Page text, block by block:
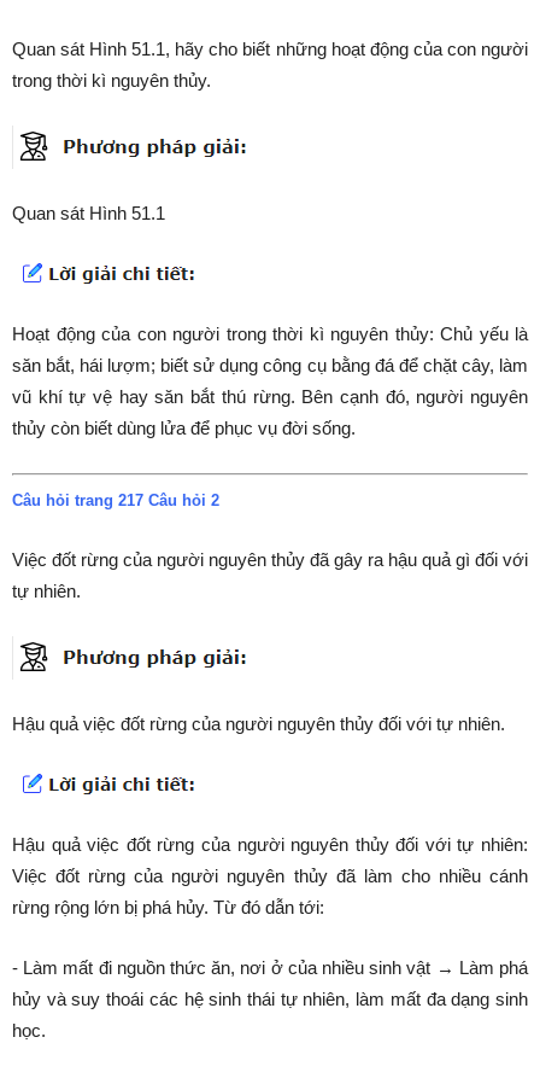
Quan sát Hình 51.1, hãy cho biết những hoạt động của con người
trong thời kì nguyên thủy.
Quan sát Hình 51.1
Hoạt động của con người trong thời kì nguyên thủy: Chủ yếu là
săn bắt, hái lượm; biết sử dụng công cụ bằng đá để chặt cây, làm
vũ khí tự vệ hay săn bắt thú rừng. Bên cạnh đó, người nguyên
thủy còn biết dùng lửa để phục vụ đời sống.
Câu hỏi trang 217 Câu hỏi 2
Việc đốt rừng của người nguyên thủy đã gây ra hậu quả gì đối với
tự nhiên.
Hậu quả việc đốt rừng của người nguyên thủy đối với tự nhiên.
Hậu quả việc đốt rừng của người nguyên thủy đối với tự nhiên:
Việc đốt rừng của người nguyên thủy đã làm cho nhiều cánh
rừng rộng lớn bị phá hủy. Từ đó dẫn tới:
- Làm mất đi nguồn thức ăn, nơi ở của nhiều sinh vật → Làm phá
hủy và suy thoái các hệ sinh thái tự nhiên, làm mất đa dạng sinh
học.